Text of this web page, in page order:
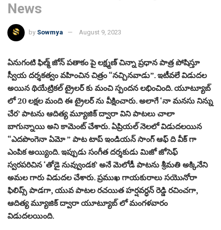
News
by Sowmya August 9, 2023
ఏనుగంటి ఫిల్మ్ జోన్ పతాకం పై లక్ష్మణ్ చిన్నా ప్రధాన పాత్ర పోషిస్తూ
స్వీయ దర్శకత్వం వహించిన చిత్రం “నచ్చినవాడు”. ఇటీవలే విడుదల
అయిన థియేట్రికల్ ట్రైలర్ కు మంచి స్పందన లభించింది. యూట్యూబ్
లో 20 లక్షల మంది ఈ ట్రైలర్ ను వీక్షించారు. అలాగే ‘నా మనసు నిన్ను
చేర’ పాటను ఆదిత్య మ్యూజిక్ ద్వారా విని పాటలు చాలా
బాగున్నాయి అని కామెంట్ చేశారు. ఏప్రియల్ నెలలో విడుదలయిన
“ఎదపొంగెనా ఏమో ” పాట టాప్ ఇండియన్ సాంగ్ ఆఫ్ ది వీక్ గా
ఎంపిక అయ్యింది. ఇప్పుడు సంగీత దర్శకుడు మిజో జోసెఫ్
స్వరపరిచిన ‘తోడై నువ్వుండక’ అనే మెలోడీ పాటను శ్రీమతి అక్కినేని
అమల గారు విడుదల చేశారు. ప్రముఖ గాయకురాలు సయొనోరా
ఫిలిప్స్ పాడగా, యువ పాటల రచయిత హర్షవర్ధన్ రెడ్డి రచించగా,
ఆదిత్య మ్యూజిక్ ద్వారా యూట్యూబ్ లో మంగళవారం
విడుదలయింది.